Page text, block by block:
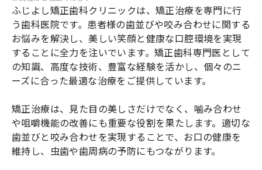
ふじよし矯正歯科クリニックは、矯正治療を専門に行
う歯科医院です。患者様の歯並びや咬み合わせに関する
お悩みを解決し、美しい笑顔と健康な口腔環境を実現
することに全力を注いでいます。矯正歯科専門医として
の知識、高度な技術、豊富な経験を活かし、個々のニ
ーズに合った最適な治療をご提供しています。
矯正治療は、見た目の美しさだけでなく、噛み合わせ
や咀嚼機能の改善にも重要な役割を果たします。適切な
歯並びと咬み合わせを実現することで、お口の健康を
維持し、虫歯や歯周病の予防にもつながります。